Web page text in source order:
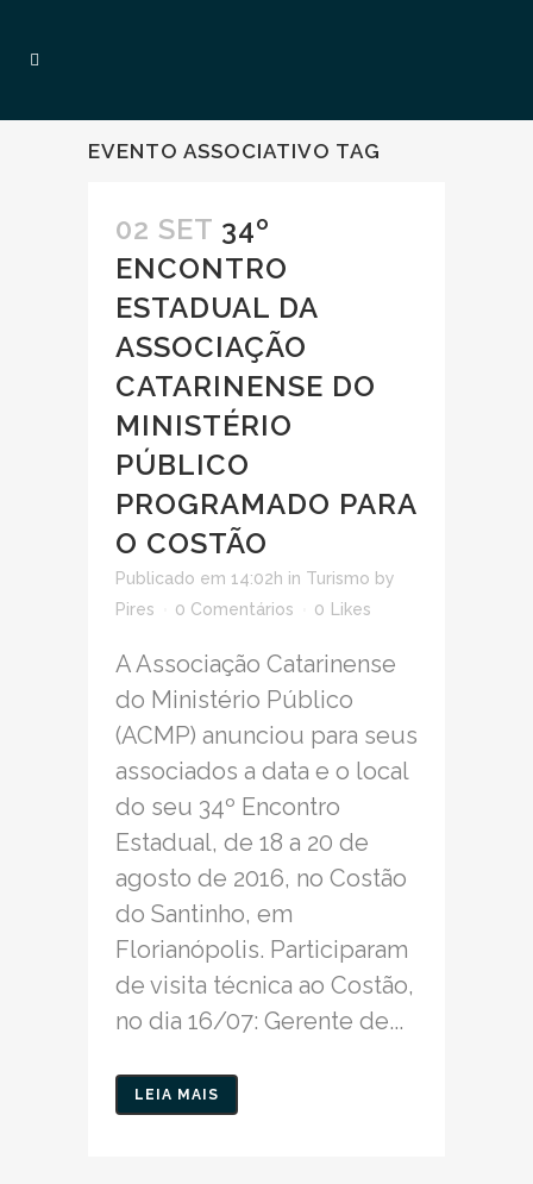
EVENTO ASSOCIATIVO TAG
02 SET 34º
ENCONTRO
ESTADUAL DA
ASSOCIAÇÃO
CATARINENSE DO
MINISTÉRIO
PÚBLICO
PROGRAMADO PARA
O COSTÃO
Publicado em 14:02h in Turismo by
Pires
0 Comentários 0 Likes
A Associação Catarinense
do Ministério Público
(ACMP) anunciou para seus
associados a data e o local
do seu 34º Encontro
Estadual, de 18 a 20 de
agosto de 2016, no Costão
do Santinho, em
Florianópolis. Participaram
de visita técnica ao Costão,
no dia 16/07: Gerente de...
LEIA MAIS